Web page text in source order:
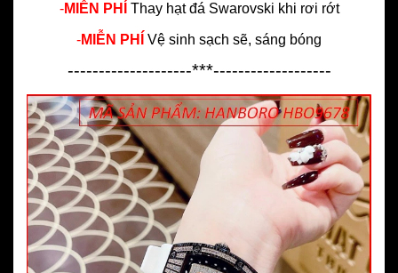
-MIỄN PHÍ Thay hạt đá Swarovski khi rơi rớt
-MIỄN PHÍ Vệ sinh sạch sẽ, sáng bóng
--------------------***-------------------